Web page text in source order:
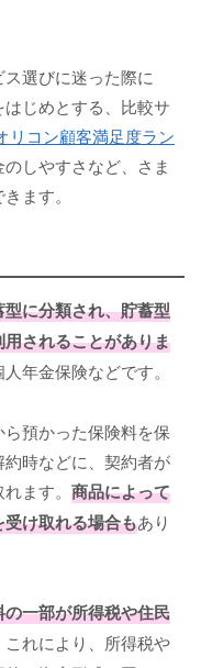
選びに迷った際に
じめとする、比較サ
リコン顧客満足度ラン
しやすさなど、さま
ます。
に分類され、貯蓄型
されることがありま
年金保険などです。
預かった保険料を保
時などに、契約者が
ます。 商品によって
け取れる場合もあり
一部が所得税や住民
これにより、所得税や